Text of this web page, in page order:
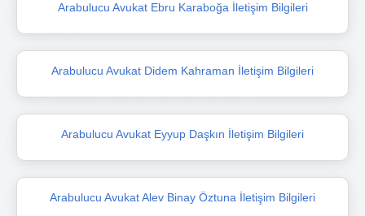
Arabulucu Avukat Ebru Karaboğa İletişim Bilgileri
Arabulucu Avukat Didem Kahraman İletişim Bilgileri
Arabulucu Avukat Eyyup Daşkın İletişim Bilgileri
Arabulucu Avukat Alev Binay Öztuna İletişim Bilgileri